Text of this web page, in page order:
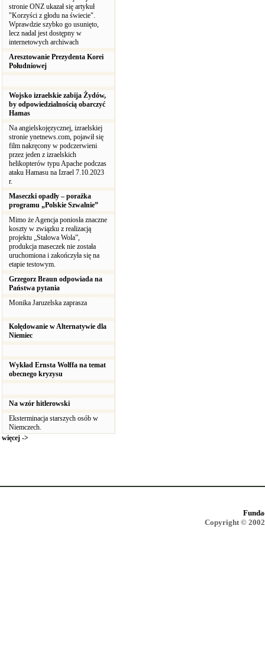
stronie ONZ ukazał się artykuł
"Korzyści z głodu na świecie".
Wprawdzie szybko go usunięto,
lecz nadal jest dostępny w
internetowych archiwach
Aresztowanie Prezydenta Korei
Południowej
Wojsko izraelskie zabija Żydów,
by odpowiedzialnością obarczyć
Hamas
Na angielskojęzycznej, izraelskiej
stronie ynetnews.com, pojawił się
film nakręcony w podczerwieni
przez jeden z izraelskich
helikopterów typu Apache podczas
ataku Hamasu na Izrael 7.10.2023
r.
Maseczki opadły – porażka
programu „Polskie Szwalnie”
Mimo że Agencja poniosła znaczne
koszty w związku z realizacją
projektu „Stalowa Wola”,
produkcja maseczek nie została
uruchomiona i zakończyła się na
etapie testowym.
Grzegorz Braun odpowiada na
Państwa pytania
Monika Jaruzelska zaprasza
Kolędowanie w Alternatywie dla
Niemiec
Wykład Ernsta Wolffa na temat
obecnego kryzysu
Na wzór hitlerowski
Eksterminacja starszych osób w
Niemczech.
więcej ->
Copyright ©